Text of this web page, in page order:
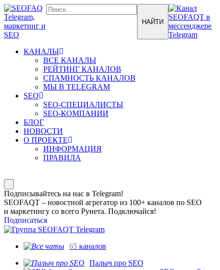
КАНАЛЫ
ВСЕ КАНАЛЫ
РЕЙТИНГ КАНАЛОВ
СПАМНОСТЬ КАНАЛОВ
МЫ В TELEGRAM
SEO
SEO-СПЕЦИАЛИСТЫ
SEO-КОМПАНИИ
БЛОГ
НОВОСТИ
О ПРОЕКТЕ
ИНФОРМАЦИЯ
ПРАВИЛА
Подписывайтесь на нас в Telegram!
SEOFAQT – новостной агрегатор из 100+ каналов по SEO
и маркетингу со всего Рунета. Подключайся!
Подписаться
65 каналов
Палыч про SEO